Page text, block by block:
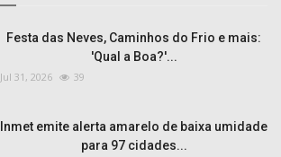
Festa das Neves, Caminhos do Frio e mais:
'Qual a Boa?'...
Jul 31, 2026 39
Inmet emite alerta amarelo de baixa umidade
para 97 cidades...